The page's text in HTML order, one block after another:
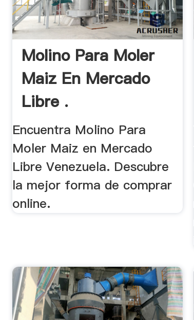
Molino Para Moler
Maiz En Mercado
Libre .
Encuentra Molino Para
Moler Maiz en Mercado
Libre Venezuela. Descubre
la mejor forma de comprar
online.